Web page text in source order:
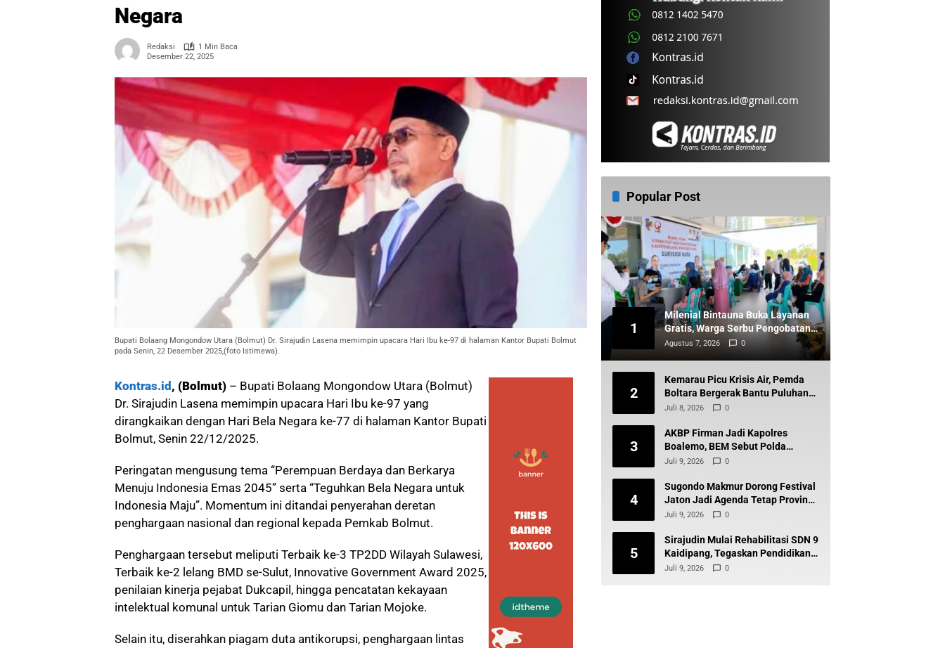
Negara
Redaksi
1 Min Baca
Desember 22, 2025
Bupati Bolaang Mongondow Utara (Bolmut) Dr. Sirajudin Lasena memimpin upacara Hari Ibu ke-97 di halaman Kantor Bupati Bolmut
pada Senin, 22 Desember 2025,(foto Istimewa).
Kontras.id , (Bolmut) – Bupati Bolaang Mongondow Utara (Bolmut)
Dr. Sirajudin Lasena memimpin upacara Hari Ibu ke-97 yang
dirangkaikan dengan Hari Bela Negara ke-77 di halaman Kantor Bupati
Bolmut, Senin 22/12/2025.
Peringatan mengusung tema “Perempuan Berdaya dan Berkarya
Menuju Indonesia Emas 2045” serta “Teguhkan Bela Negara untuk
Indonesia Maju”. Momentum ini ditandai penyerahan deretan
penghargaan nasional dan regional kepada Pemkab Bolmut.
Penghargaan tersebut meliputi Terbaik ke-3 TP2DD Wilayah Sulawesi,
Terbaik ke-2 lelang BMD se-Sulut, Innovative Government Award 2025,
penilaian kinerja pejabat Dukcapil, hingga pencatatan kekayaan
intelektual komunal untuk Tarian Giomu dan Tarian Mojoke.
Selain itu, diserahkan piagam duta antikorupsi, penghargaan lintas
Popular Post
1
Milenial Bintauna Buka Layanan
Gratis, Warga Serbu Pengobatan
dan Sunatan
Agustus 7, 2026 0
2
Kemarau Picu Krisis Air, Pemda
Boltara Bergerak Bantu Puluhan
Warga Komus Timur
Juli 8, 2026 0
3
AKBP Firman Jadi Kapolres
Boalemo, BEM Sebut Polda
Gorontalo Tak Baik-Baik Saja
Juli 9, 2026 0
4
Sugondo Makmur Dorong Festival
Jaton Jadi Agenda Tetap Provinsi,
Kiai Mojo Kembali Disuarakan
Juli 9, 2026 0
5
Sirajudin Mulai Rehabilitasi SDN 9
Kaidipang, Tegaskan Pendidikan
Tetap Prioritas Daerah
Juli 9, 2026 0